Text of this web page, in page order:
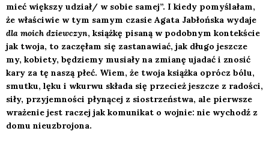
mieć więk­szy udział/ w sobie samej”. I kie­dy pomy­śla­łam,
że wła­ści­wie w tym samym cza­sie Aga­ta Jabłoń­ska wyda­je
dla moich dziew­czyn, książ­kę pisa­ną w podob­nym kon­tek­ście
jak two­ja, to zaczę­łam się zasta­na­wiać, jak dłu­go jesz­cze
my, kobie­ty, będzie­my musia­ły na zmia­nę uja­dać i zno­sić
kary za tę naszą płeć. Wiem, że two­ja książ­ka oprócz bólu,
smut­ku, lęku i wkur­wu skła­da się prze­cież jesz­cze z rado­ści,
siły, przy­jem­no­ści pły­ną­cej z sio­strzeń­stwa, ale pierw­sze
wra­że­nie jest raczej jak komu­ni­kat o woj­nie: nie wychodź z
domu nie­uzbro­jo­na.